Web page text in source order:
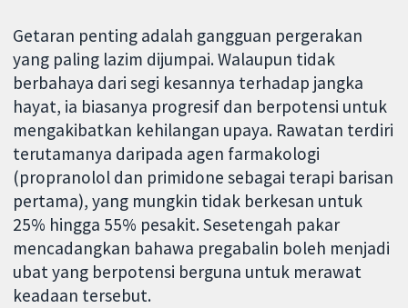
Getaran penting adalah gangguan pergerakan
yang paling lazim dijumpai. Walaupun tidak
berbahaya dari segi kesannya terhadap jangka
hayat, ia biasanya progresif dan berpotensi untuk
mengakibatkan kehilangan upaya. Rawatan terdiri
terutamanya daripada agen farmakologi
(propranolol dan primidone sebagai terapi barisan
pertama), yang mungkin tidak berkesan untuk
25% hingga 55% pesakit. Sesetengah pakar
mencadangkan bahawa pregabalin boleh menjadi
ubat yang berpotensi berguna untuk merawat
keadaan tersebut.